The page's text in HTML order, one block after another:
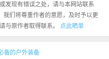
发现有错误之处，请与本网站联系
我们将尊重作者的意愿，及时予以更
与原作者取得联系。 点此晒单
备的户外装备